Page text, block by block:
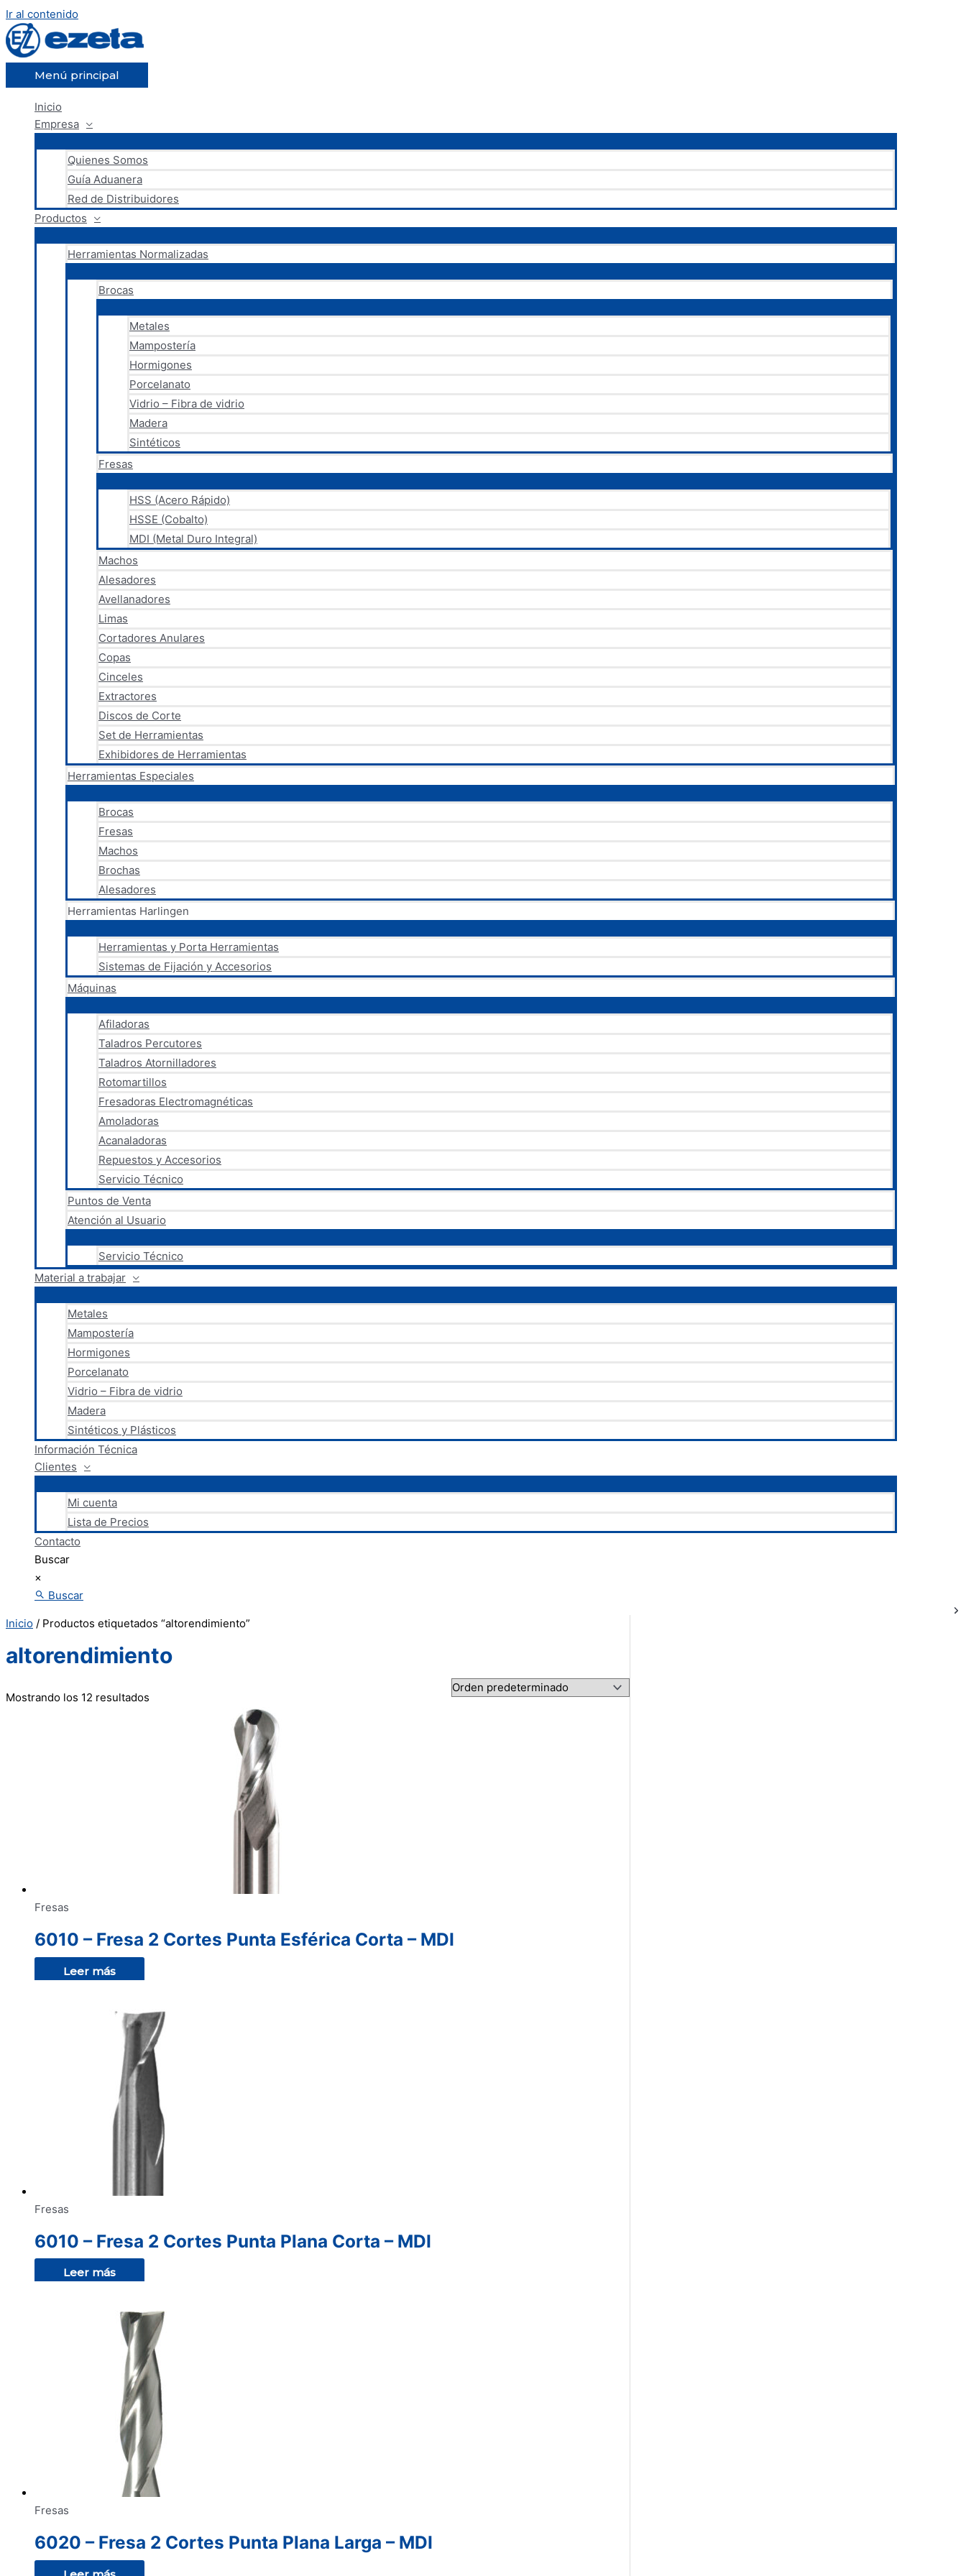
Ir al contenido
Menú principal
Inicio
Empresa
Quienes Somos
Guía Aduanera
Red de Distribuidores
Productos
Herramientas Normalizadas
Brocas
Metales
Mampostería
Hormigones
Porcelanato
Vidrio – Fibra de vidrio
Madera
Sintéticos
Fresas
HSS (Acero Rápido)
HSSE (Cobalto)
MDI (Metal Duro Integral)
Machos
Alesadores
Avellanadores
Limas
Cortadores Anulares
Copas
Cinceles
Extractores
Discos de Corte
Set de Herramientas
Exhibidores de Herramientas
Herramientas Especiales
Brocas
Fresas
Machos
Brochas
Alesadores
Herramientas Harlingen
Herramientas y Porta Herramientas
Sistemas de Fijación y Accesorios
Máquinas
Afiladoras
Taladros Percutores
Taladros Atornilladores
Rotomartillos
Fresadoras Electromagnéticas
Amoladoras
Acanaladoras
Repuestos y Accesorios
Servicio Técnico
Puntos de Venta
Atención al Usuario
Servicio Técnico
Material a trabajar
Metales
Mampostería
Hormigones
Porcelanato
Vidrio – Fibra de vidrio
Madera
Sintéticos y Plásticos
Información Técnica
Clientes
Mi cuenta
Lista de Precios
Contacto
Buscar
×
Buscar
Inicio / Productos etiquetados “altorendimiento”
altorendimiento
Mostrando los 12 resultados
Fresas
6010 – Fresa 2 Cortes Punta Esférica Corta – MDI
Leer más
Fresas
6010 – Fresa 2 Cortes Punta Plana Corta – MDI
Leer más
Fresas
6020 – Fresa 2 Cortes Punta Plana Larga – MDI